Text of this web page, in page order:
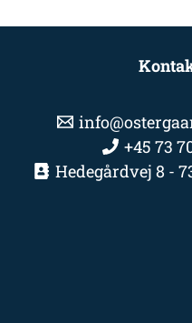
+45 73
Hedegårdvej 8 -